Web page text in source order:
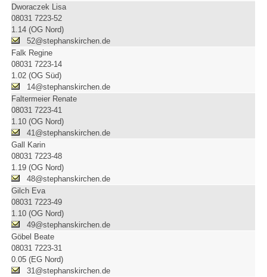
Dworaczek Lisa
08031 7223-52
1.14 (OG Nord)
52@stephanskirchen.de
Falk Regine
08031 7223-14
1.02 (OG Süd)
14@stephanskirchen.de
Faltermeier Renate
08031 7223-41
1.10 (OG Nord)
41@stephanskirchen.de
Gall Karin
08031 7223-48
1.19 (OG Nord)
48@stephanskirchen.de
Gilch Eva
08031 7223-49
1.10 (OG Nord)
49@stephanskirchen.de
Göbel Beate
08031 7223-31
0.05 (EG Nord)
31@stephanskirchen.de